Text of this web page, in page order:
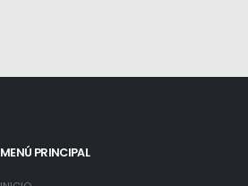
MENÚ PRINCIPAL